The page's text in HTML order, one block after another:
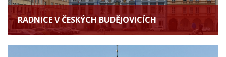
RADNICE V ČESKÝCH BUDĚJOVICÍCH